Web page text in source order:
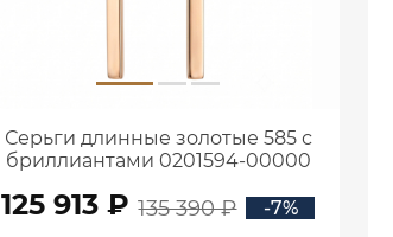
Серьги длинные золотые 585 с
бриллиантами 0201594-00000
125 913 ₽ 135 390 ₽ -7%